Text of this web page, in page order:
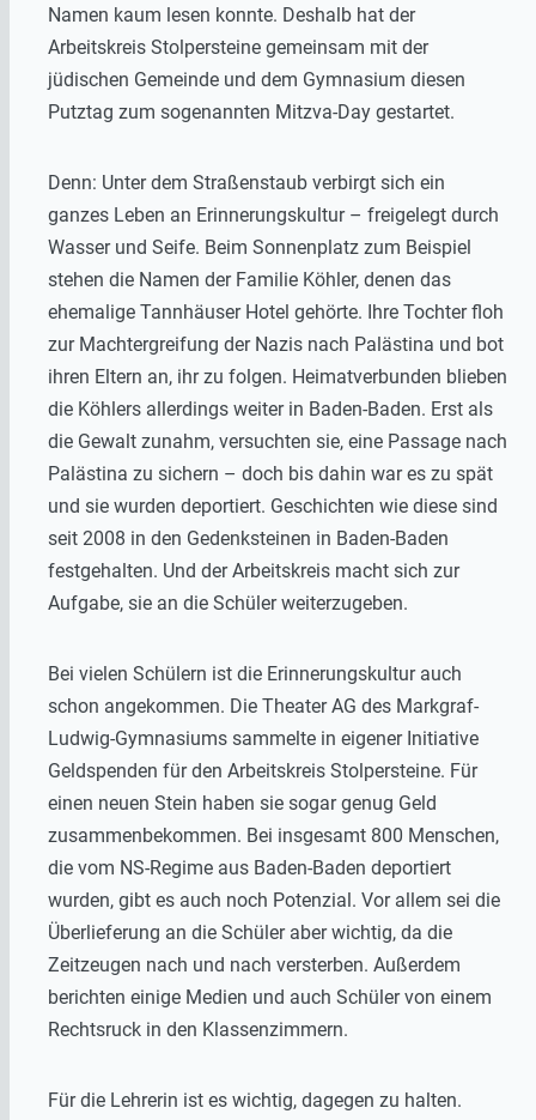
Namen kaum lesen konnte. Deshalb hat der
Arbeitskreis Stolpersteine gemeinsam mit der
jüdischen Gemeinde und dem Gymnasium diesen
Putztag zum sogenannten Mitzva-Day gestartet.
Denn: Unter dem Straßenstaub verbirgt sich ein
ganzes Leben an Erinnerungskultur – freigelegt durch
Wasser und Seife. Beim Sonnenplatz zum Beispiel
stehen die Namen der Familie Köhler, denen das
ehemalige Tannhäuser Hotel gehörte. Ihre Tochter floh
zur Machtergreifung der Nazis nach Palästina und bot
ihren Eltern an, ihr zu folgen. Heimatverbunden blieben
die Köhlers allerdings weiter in Baden-Baden. Erst als
die Gewalt zunahm, versuchten sie, eine Passage nach
Palästina zu sichern – doch bis dahin war es zu spät
und sie wurden deportiert. Geschichten wie diese sind
seit 2008 in den Gedenksteinen in Baden-Baden
festgehalten. Und der Arbeitskreis macht sich zur
Aufgabe, sie an die Schüler weiterzugeben.
Bei vielen Schülern ist die Erinnerungskultur auch
schon angekommen. Die Theater AG des Markgraf-
Ludwig-Gymnasiums sammelte in eigener Initiative
Geldspenden für den Arbeitskreis Stolpersteine. Für
einen neuen Stein haben sie sogar genug Geld
zusammenbekommen. Bei insgesamt 800 Menschen,
die vom NS-Regime aus Baden-Baden deportiert
wurden, gibt es auch noch Potenzial. Vor allem sei die
Überlieferung an die Schüler aber wichtig, da die
Zeitzeugen nach und nach versterben. Außerdem
berichten einige Medien und auch Schüler von einem
Rechtsruck in den Klassenzimmern.
Für die Lehrerin ist es wichtig, dagegen zu halten.